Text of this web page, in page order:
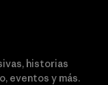
historias
eventos y más.